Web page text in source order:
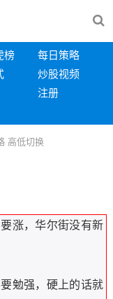
榜
每日策略
炒股视频
注册
高低切换
涨，华尔街没有新
勉强，硬上的话就